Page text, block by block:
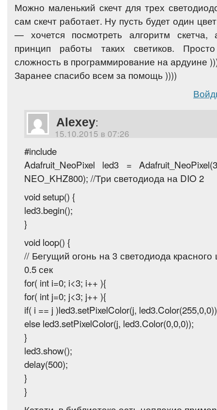
Можно маленький скечт для трех
сам скечт работает. Ну пусть будет один
— хочется посмотреть алгоритм
принцип работы таких светиков.
сложность в программирование на ардуине
Заранее спасибо всем за помощь ))))
Alexey:
15.10.2015 в 07:26
#include
Adafruit_NeoPixel led3 =
NEO_KHZ800); //Три светодиода на DIO 2
void setup() {
led3.begin();
}
void loop() {
// Бегущий огонь на 3 светодиода красного
0.5 сек
for( int i=0; i<3; i++ ){
for( int j=0; j<3; j++ ){
if( i == j )led3.setPixelColor(j,
else led3.setPixelColor(j, led3.Color(0,0,0));
}
led3.show();
delay(500);
}
}